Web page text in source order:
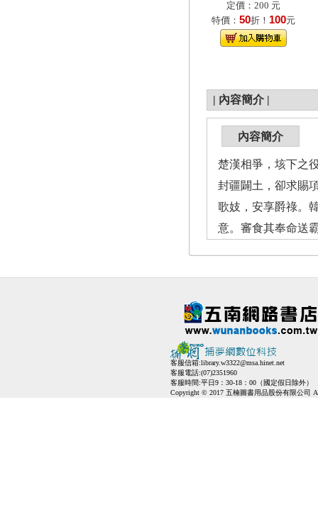
定價：200 元
特價： 50折！ 100元
| 內容簡介 |
內容簡介
楚漢相爭，垓下之
封疆闢土，卻求賜
歌妓，安享爵祿。
意。審食其奉命送
客服信箱:library.w3322@msa.hinet.net
客服電話:(07)2351960
客服時間:平日9：30-18：00（國定假日除外）
Copyright © 2017 五楠圖書用品股份有限公司